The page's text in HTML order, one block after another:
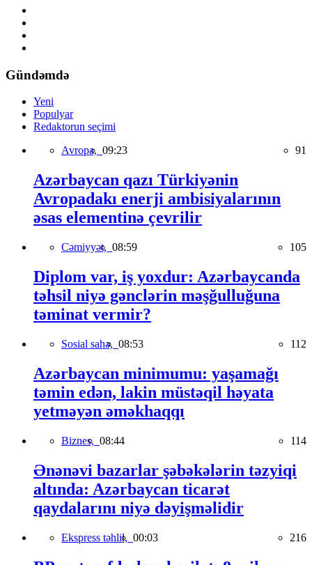
Gündəmdə
Yeni
Populyar
Redaktorun seçimi
Avropa, 09:23 91
Azərbaycan qazı Türkiyənin
Avropadakı enerji ambisiyalarının
əsas elementinə çevrilir
Cəmiyyət, 08:59 105
Diplom var, iş yoxdur: Azərbaycanda
təhsil niyə gənclərin məşğulluğuna
təminat vermir?
Sosial sahə, 08:53 112
Azərbaycan minimumu: yaşamağı
təmin edən, lakin müstəqil həyata
yetməyən əməkhaqqı
Biznes, 08:44 114
Ənənəvi bazarlar şəbəkələrin təzyiqi
altında: Azərbaycan ticarət
qaydalarını niyə dəyişməlidir
Ekspress təhlil, 00:03 216